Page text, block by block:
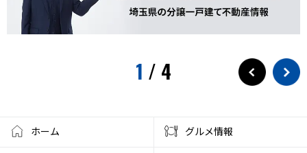
1 / 4
ホーム グルメ情報